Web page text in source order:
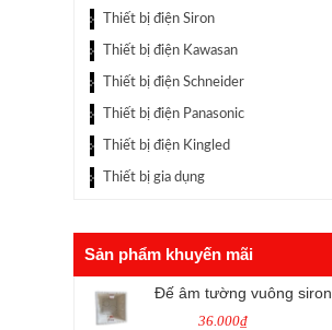
Thiết bị điện Siron
Thiết bị điện Kawasan
Thiết bị điện Schneider
Thiết bị điện Panasonic
Thiết bị điện Kingled
Thiết bị gia dụng
Sản phẩm khuyến mãi
Đế âm tường vuông siron
36.000₫